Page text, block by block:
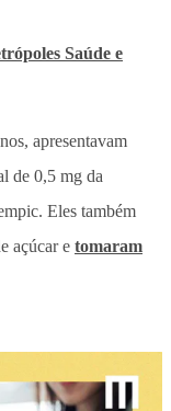
Saúde e
apresentavam
de 0,5 mg da
Eles também
açúcar e tomaram